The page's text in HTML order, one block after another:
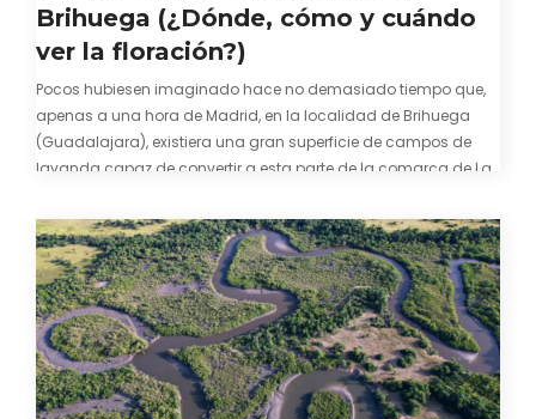
Brihuega (¿Dónde, cómo y cuándo
ver la floración?)
Pocos hubiesen imaginado hace no demasiado tiempo que,
apenas a una hora de Madrid, en la localidad de Brihuega
(Guadalajara), existiera una gran superficie de campos de
lavanda capaz de convertir a esta parte de la comarca de La